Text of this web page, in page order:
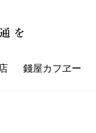
錢屋カフヱー